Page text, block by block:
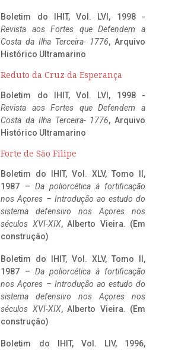
Boletim do IHIT, Vol. LVI, 1998 -
Revista aos Fortes que Defendem a
Costa da Ilha Terceira- 1776, Arquivo
Histórico Ultramarino
Reduto da Cruz da Esperança
Boletim do IHIT, Vol. LVI, 1998 -
Revista aos Fortes que Defendem a
Costa da Ilha Terceira- 1776, Arquivo
Histórico Ultramarino
Forte de São Filipe
Boletim do IHIT, Vol. XLV, Tomo II,
1987 – Da poliorcética à fortificação
nos Açores – Introdução ao estudo do
sistema defensivo nos Açores nos
séculos XVI-XIX, Alberto Vieira. (Em
construção)
Boletim do IHIT, Vol. XLV, Tomo II,
1987 – Da poliorcética à fortificação
nos Açores – Introdução ao estudo do
sistema defensivo nos Açores nos
séculos XVI-XIX, Alberto Vieira. (Em
construção)
Boletim do IHIT, Vol. LIV, 1996,